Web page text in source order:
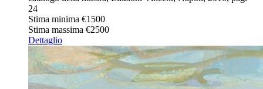
24
Stima minima €1500
Stima massima €2500
Dettaglio